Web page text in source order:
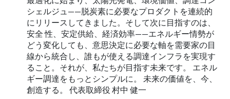
シェルジュ——脱炭素に必要なプロダクトを連続的
にリリースしてきました。そして次に目指すのは、
安全 性、安定供給、経済効率——エネルギー情勢が
どう変化しても、意思決定に必要な軸を需要家の目
線から統合し、誰もが使える調達インフラを実現す
ること。それが、私たちが目指す未来です。 エネル
ギー調達をもっとシンプルに。 未来の価値を、今、
創造する。 代表取締役 村中 健一